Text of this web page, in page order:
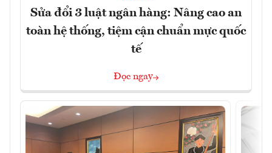
Sửa đổi 3 luật ngân hàng: Nâng cao an
toàn hệ thống, tiệm cận chuẩn mực quốc
tế
Đọc ngay